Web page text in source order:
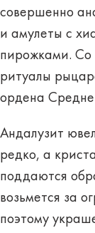
совершенно
и амулеты с
пирожками. Со
ритуалы
ордена
Андалузит
редко, а
поддаются
возьмется за
поэтому